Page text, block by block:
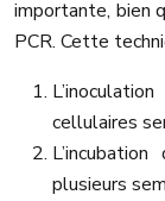
importante, bien
PCR. Cette
cellulaires
plusieurs